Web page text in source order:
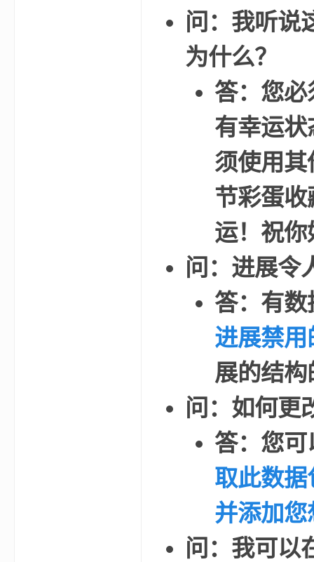
问：我听说
为什么？
答：您
有幸运
须使用
节彩蛋
运！祝
问：进展令
答：有
进展禁
展的结
问：如何更
答：您
取此数
并添加
问：我可以